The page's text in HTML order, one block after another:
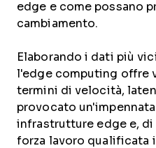
edge e come possano
cambiamento.
Elaborando i dati più
l'edge computing offre
termini di velocità,
provocato
infrastrutture edge e, di
forza lavoro qualificata